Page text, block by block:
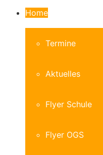
Home
Termine
Aktuelles
Flyer Schule
Flyer OGS